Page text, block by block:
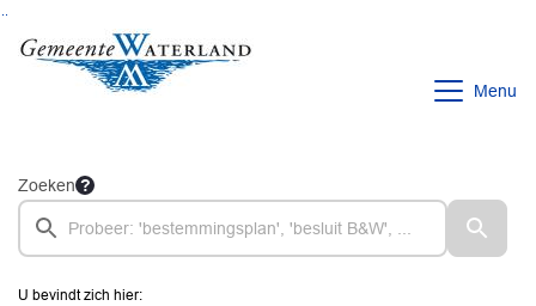
Ga naar de inhoud van deze pagina
Ga naar het zoeken
Ga naar het menu
Menu
Zoeken
U bevindt zich hier: